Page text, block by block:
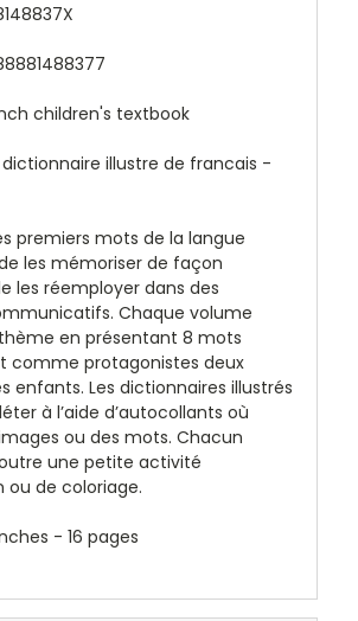
children's textbook
illustre de francais -
premiers mots de la langue
les mémoriser de façon
les réemployer dans des
Chaque volume
en présentant 8 mots
comme protagonistes deux
enfants. Les dictionnaires illustrés
à l’aide d’autocollants où
ou des mots. Chacun
une petite activité
ou de coloriage.
s - 16 pages